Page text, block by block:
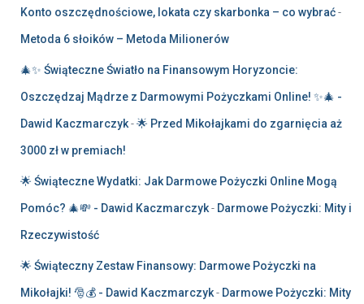
Konto oszczędnościowe, lokata czy skarbonka – co wybrać-
Metoda 6 słoików – Metoda Milionerów
🎄✨ Świąteczne Światło na Finansowym Horyzoncie:
Oszczędzaj Mądrze z Darmowymi Pożyczkami Online! ✨🎄 -
Dawid Kaczmarczyk-🌟 Przed Mikołajkami do zgarnięcia aż
3000 zł w premiach!
🌟 Świąteczne Wydatki: Jak Darmowe Pożyczki Online Mogą
Pomóc? 🎄💸 - Dawid Kaczmarczyk- Darmowe Pożyczki: Mity i
Rzeczywistość
🌟 Świąteczny Zestaw Finansowy: Darmowe Pożyczki na
Mikołajki! 🎅💰 - Dawid Kaczmarczyk- Darmowe Pożyczki: Mity